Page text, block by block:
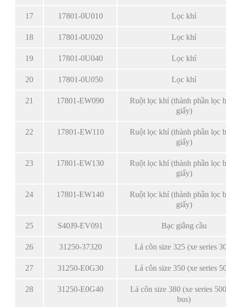
17 17801-0U010 Lọc khí
18 17801-0U020 Lọc khí
19 17801-0U040 Lọc khí
20 17801-0U050 Lọc khí
21 17801-EW090
Ruột lọc khí (thành phần lọc
giấy)
22 17801-EW110
Ruột lọc khí (thành phần lọc
giấy)
23 17801-EW130
Ruột lọc khí (thành phần lọc
giấy)
24 17801-EW140
Ruột lọc khí (thành phần lọc
giấy)
25 S40J9-EV091 Bạc giằng cầu
26 31250-37320 Lá côn size 325 (xe series
27 31250-E0G30 Lá côn size 350 (xe series
28 31250-E0G40
Lá côn size 380 (xe series
bus)